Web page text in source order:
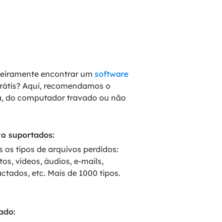
encontrar um software
Aqui, recomendamos o
do computador travado ou não
suportados:
os tipos de arquivos perdidos:
vídeos, áudios, e-mails,
etc. Mais de 1000 tipos.